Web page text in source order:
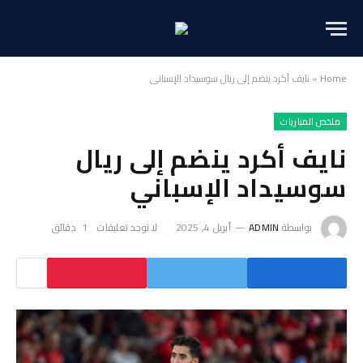
Home
» نايف أكرد ينضم إلى ريال سوسيداد الإسباني
ملخص المباريات
نايف أكرد ينضم إلى ريال
سوسيداد الإسباني
بواسطة ADMIN أبريل 4, 2025 لا توجد تعليقات 1 دقائق